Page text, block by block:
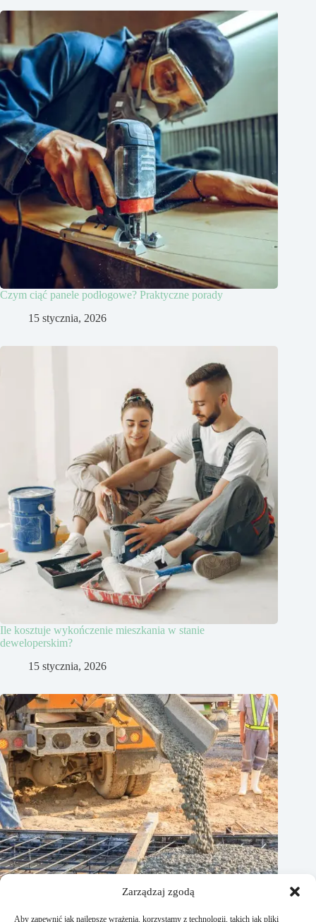
Zarządzaj zgodą
Aby zapewnić jak najlepsze wrażenia, korzystamy z technologii, takich jak pliki
Czym ciąć panele podłogowe? Praktyczne porady
15 stycznia, 2026
Ile kosztuje wykończenie mieszkania w stanie
deweloperskim?
15 stycznia, 2026